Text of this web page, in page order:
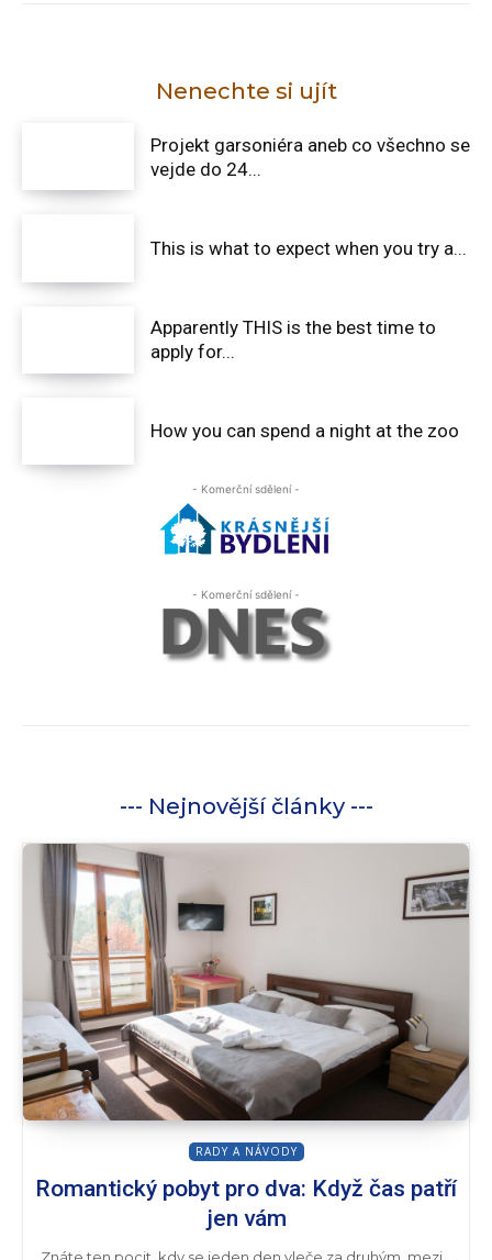
Nenechte si ujít
Projekt garsoniéra aneb co všechno se
vejde do 24...
This is what to expect when you try a...
Apparently THIS is the best time to
apply for...
How you can spend a night at the zoo
- Komerční sdělení -
- Komerční sdělení -
--- Nejnovější články ---
RADY A NÁVODY
Romantický pobyt pro dva: Když čas patří
jen vám
Znáte ten pocit, kdy se jeden den vleče za druhým, mezi...